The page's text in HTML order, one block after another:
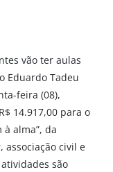
vão ter aulas
Eduardo Tadeu
feira (08),
14.917,00 para o
à alma”, da
associação civil e
são